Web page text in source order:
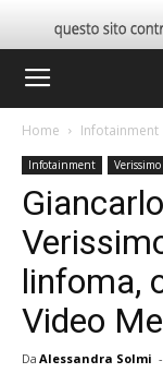
Home Infotainment
Infotainment Verissimo
linfoma,
Video
Da Alessandra Solmi -